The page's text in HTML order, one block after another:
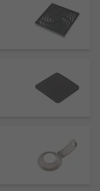
for all
our range: